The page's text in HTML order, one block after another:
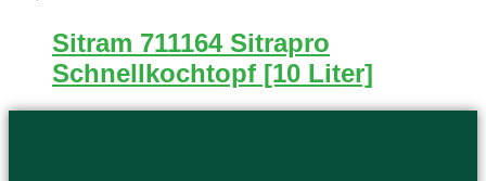
Sitram 711164 Sitrapro
Schnellkochtopf [10 Liter]